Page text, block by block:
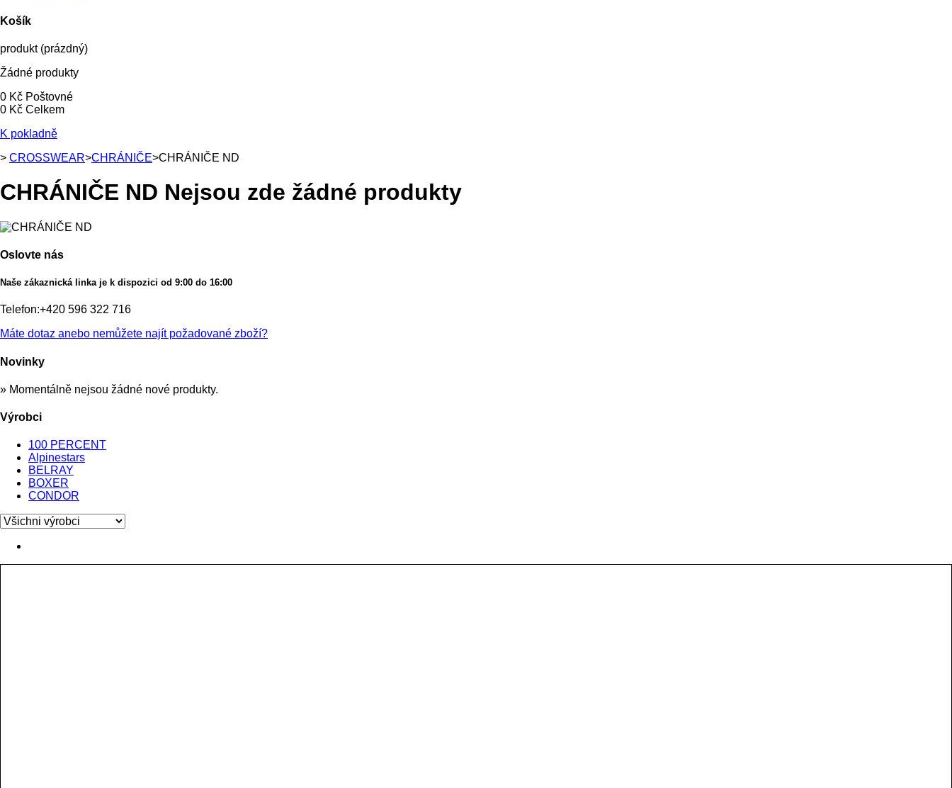
Košík
produkt (prázdný)
Žádné produkty
0 Kč Poštovné
0 Kč Celkem
K pokladně
> CROSSWEAR>CHRÁNIČE>CHRÁNIČE ND
CHRÁNIČE ND Nejsou zde žádné produkty
Oslovte nás
Naše zákaznická linka je k dispozici od 9:00 do 16:00
Telefon:+420 596 322 716
Máte dotaz anebo nemůžete najít požadované zboží?
Novinky
» Momentálně nejsou žádné nové produkty.
Výrobci
100 PERCENT
Alpinestars
BELRAY
BOXER
CONDOR